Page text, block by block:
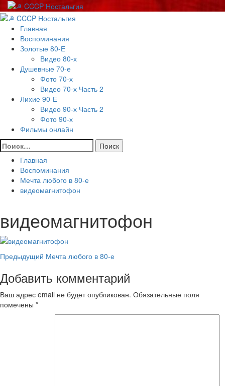
Перейти
к
содержимому
Основное
меню
Главная
Воспоминания
Золотые 80-Е
Видео 80-х
Душевные 70-е
Фото 70-х
Видео 70-х Часть 2
Лихие 90-Е
Видео 90-х Часть 2
Фото 90-х
Фильмы онлайн
Найти:
Главная
Воспоминания
Мечта любого в 80-е
видеомагнитофон
видеомагнитофон
Навигация
записи
Предыдущий Мечта любого в 80-е
Добавить комментарий
Ваш адрес email не будет опубликован. Обязательные поля
помечены *